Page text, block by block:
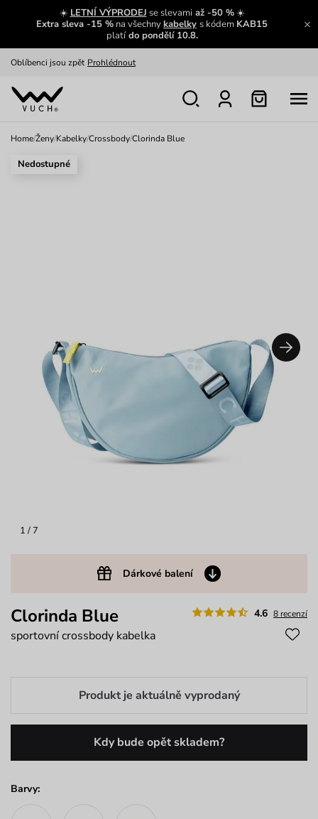
☀️ LETNÍ VÝPRODEJ se slevamiaž -50 %☀️
Extra sleva -15 % na všechnykabelky s kódem KAB15
platído pondělí 10.8.
Zajímavosti ze světa Vuch:
Zobrazit
Oblíbenci jsou zpět Prohlédnout
Nech se inspirovat
Home/Ženy/Kabelky/Crossbody/Clorinda Blue
1 / 7
Dárkové balení
Nedostupné
4.6 8 recenzí
Clorinda Blue
sportovní crossbody kabelka
Produkt je aktuálně vyprodaný
Kdy bude opět skladem?
Barvy: